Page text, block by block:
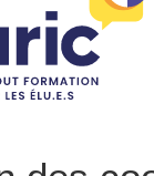
à un
des